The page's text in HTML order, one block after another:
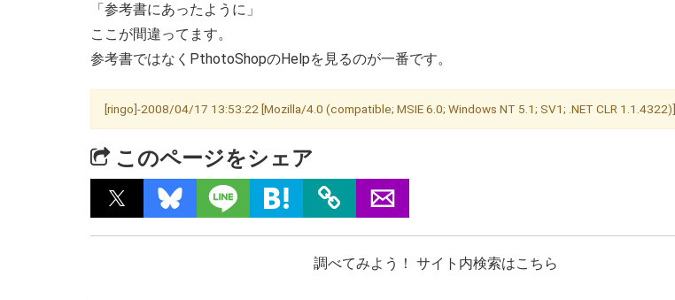
「参考書にあったように」
ここが間違ってます。
参考書ではなくPthotoShopのHelpを見るのが一番です。
[ringo]-2008/04/17 13:53:22 [Mozilla/4.0 (compatible; MSIE 6.0; Windows NT 5.1; SV1; .NET CLR 1.1.4322)]
このページをシェア
調べてみよう！ サイト内検索はこちら